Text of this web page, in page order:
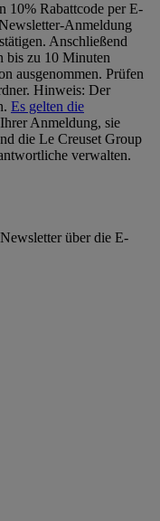
10% Rabattcode per E-
Anmeldung
Anschließend
bis zu 10 Minuten
ausgenommen. Prüfen
Hinweis: Der
Es gelten die
Anmeldung, sie
die Le Creuset Group
verwalten.
über die E-